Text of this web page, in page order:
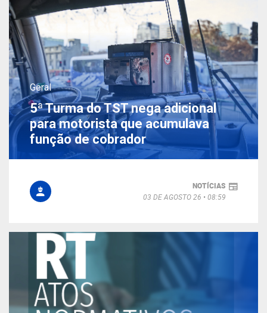
Geral
5ª Turma do TST nega adicional
para motorista que acumulava
função de cobrador
NOTÍCIAS
03 DE AGOSTO 26
08:59